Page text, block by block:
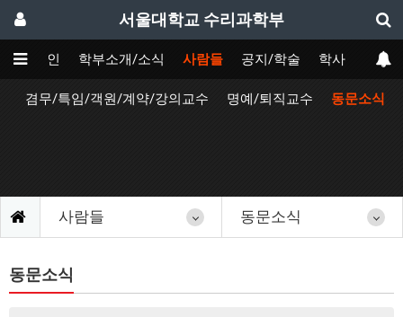
서울대학교 수리과학부
메인 학부소개/소식 사람들 공지/학술 학사
겸무/특임/객원/계약/강의교수 명예/퇴직교수 동문소식
사람들 동문소식
동문소식